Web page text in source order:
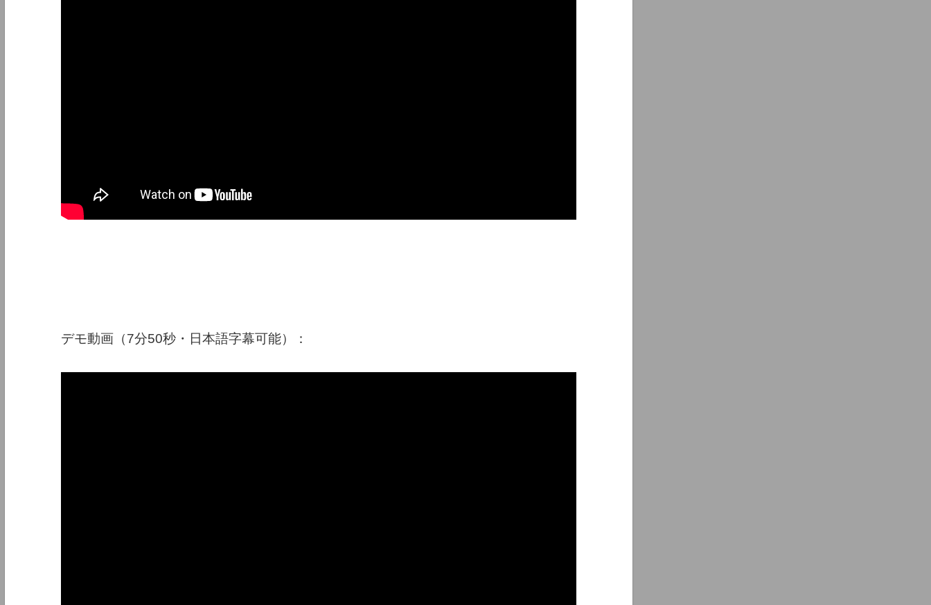
デモ動画（7分50秒・日本語字幕可能）：